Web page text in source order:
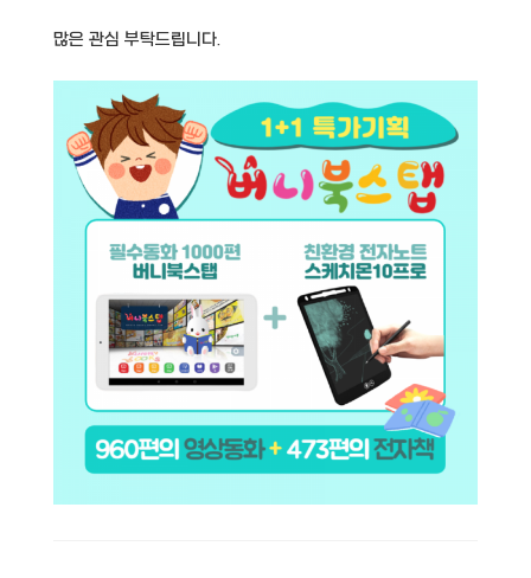
많은 관심 부탁드립니다.